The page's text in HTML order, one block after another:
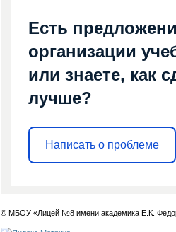
Есть
организации
или знаете, как
лучше?
Написать о проблеме
© МБОУ «Лицей №8 имени академика Е.К.